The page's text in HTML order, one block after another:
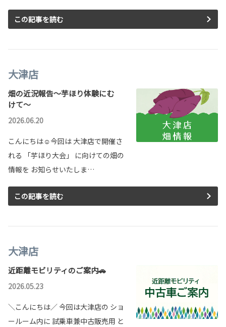
この記事を読む
大津店
畑の近況報告～芋ほり体験にむ
けて～
2026.06.20
こんにちは☺今回は 大津店で開催さ
れる 「芋ほり大会」 に向けての畑の
情報を お知らせいたしま…
この記事を読む
大津店
近距離モビリティのご案内🚗
2026.05.23
＼こんにちは／ 今回は大津店の ショ
ールーム内に 試乗車兼中古販売用 と